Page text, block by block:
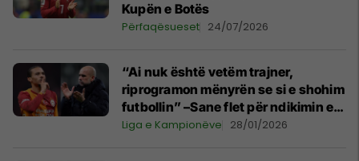
Kupën e Botës
Përfaqësueset 24/07/2026
“Ai nuk është vetëm trajner,
riprogramon mënyrën se si e shohim
futbollin” –Sane flet për ndikimin e
jashtëzakonshëm të Guardiolës
Liga e Kampionëve 28/01/2026